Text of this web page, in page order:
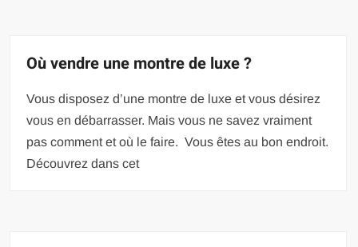
Où vendre une montre de luxe ?
Vous disposez d’une montre de luxe et vous désirez
vous en débarrasser. Mais vous ne savez vraiment
pas comment et où le faire. Vous êtes au bon endroit.
Découvrez dans cet